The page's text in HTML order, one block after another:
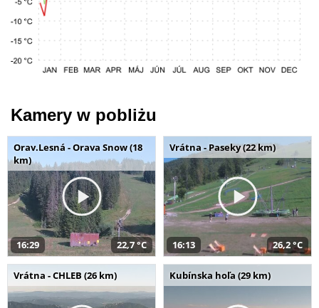
Kamery w pobliżu
Orav.Lesná - Orava Snow (18
km)
16:29 22,7 °C
Vrátna - Paseky (22 km)
16:13 26,2 °C
Vrátna - CHLEB (26 km) Kubínska hoľa (29 km)